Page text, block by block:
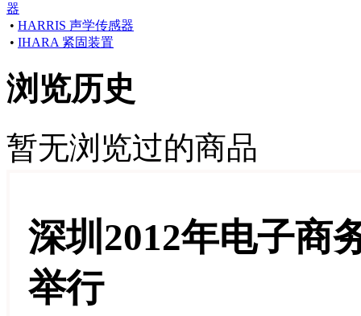
器
• HARRIS 声学传感器
• IHARA 紧固装置
浏览历史
暂无浏览过的商品
深圳2012年电子商
举行